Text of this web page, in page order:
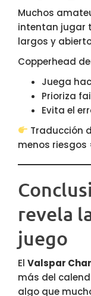
Muchos
intentan jugar
largos y
Copperhead
Juega
Prioriza
Evita el
Traducción
menos riesgos
revela
juego
El Valspar
más del
algo que